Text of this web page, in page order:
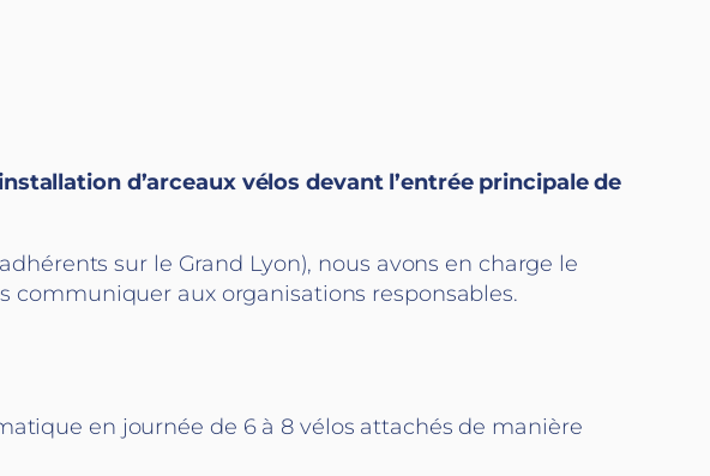
d’arceaux vélos devant l’entrée principale de
sur le Grand Lyon), nous avons en charge le
communiquer aux organisations responsables.
en journée de 6 à 8 vélos attachés de manière